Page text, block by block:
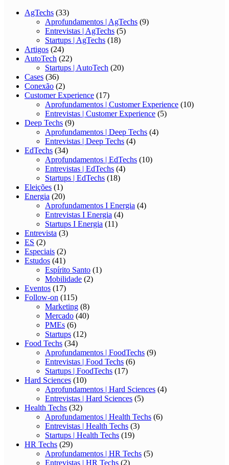
AgTechs (33)
Aprofundamentos | AgTechs (9)
Entrevistas | AgTechs (5)
Startups | AgTechs (18)
Artigos (24)
AutoTech (22)
Startups | AutoTech (20)
Cases (36)
Conexão (2)
Customer Experience (17)
Aprofundamentos | Customer Experience (10)
Entrevistas | Customer Experience (5)
Deep Techs (9)
Aprofundamentos | Deep Techs (4)
Entrevistas | Deep Techs (4)
EdTechs (34)
Aprofundamentos | EdTechs (10)
Entrevistas | EdTechs (4)
Startups | EdTechs (18)
Eleições (1)
Energia (20)
Aprofundamentos I Energia (4)
Entrevistas I Energia (4)
Startups I Energia (11)
Entrevista (3)
ES (2)
Especiais (2)
Estudos (41)
Espírito Santo (1)
Mobilidade (2)
Eventos (17)
Follow-on (115)
Marketing (8)
Mercado (40)
PMEs (6)
Startups (12)
Food Techs (34)
Aprofundamentos | FoodTechs (9)
Entrevistas | Food Techs (6)
Startups | FoodTechs (17)
Hard Sciences (10)
Aprofundamentos | Hard Sciences (4)
Entrevistas | Hard Sciences (5)
Health Techs (32)
Aprofundamentos | Health Techs (6)
Entrevistas | Health Techs (3)
Startups | Health Techs (19)
HR Techs (29)
Aprofundamentos | HR Techs (5)
Entrevistas | HR Techs (2)